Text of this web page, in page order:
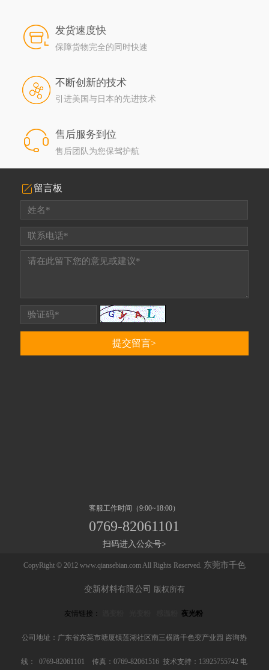
发货速度快
保障货物完全的同时快速
不断创新的技术
引进美国与日本的先进技术
售后服务到位
售后团队为您保驾护航
留言板
客服工作时间（9:00~18:00）
0769-82061101
扫码进入公众号>
CopyRight © 2012 www.qiansebian.com All Rights Reserved. 东莞市千色
变新材料有限公司 版权所有
友情链接： 夜光粉
公司地址：广东省东莞市塘厦镇莲湖社区南三横路千色变产业园 咨询热
线： 0769-82061101 传真：0769-82061516 技术支持：13925755742 电